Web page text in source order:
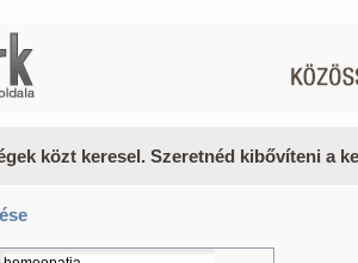
közt keresel. Szeretnéd kibővíteni a